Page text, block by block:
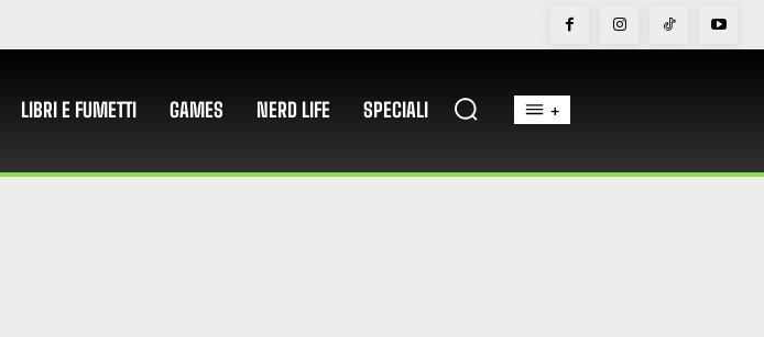
LIBRI E FUMETTI GAMES NERD LIFE SPECIALI +